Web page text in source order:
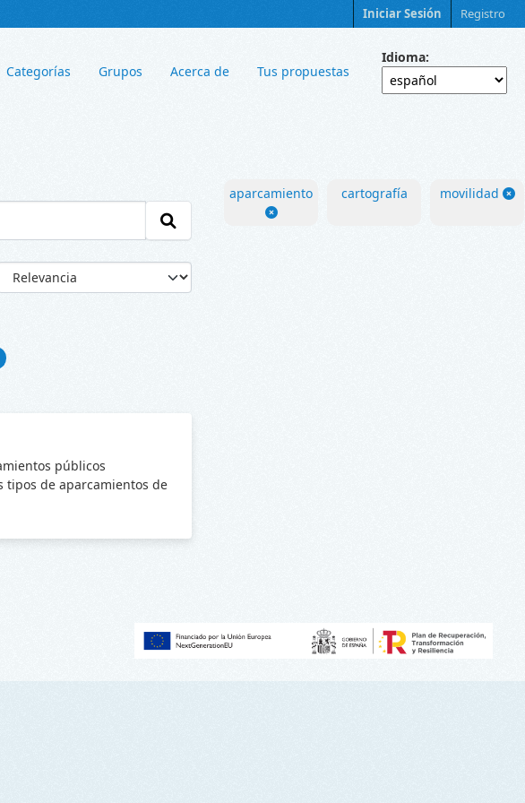
Iniciar Sesión Registro
Categorías Grupos Acerca de Tus propuestas
Idioma
públicos
tipos de aparcamientos de
aparcamiento cartografía movilidad